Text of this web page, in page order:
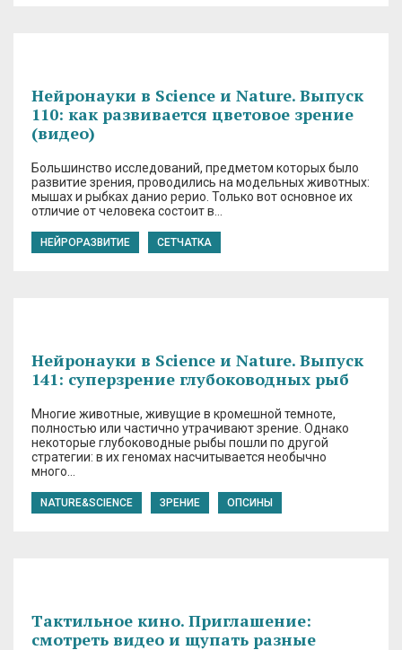
Нейронауки в Science и Nature. Выпуск
110: как развивается цветовое зрение
(видео)
Большинство исследований, предметом которых было
развитие зрения, проводились на модельных животных:
мышах и рыбках данио рерио. Только вот основное их
отличие от человека состоит в…
НЕЙРОРАЗВИТИЕ СЕТЧАТКА
Нейронауки в Science и Nature. Выпуск
141: суперзрение глубоководных рыб
Многие животные, живущие в кромешной темноте,
полностью или частично утрачивают зрение. Однако
некоторые глубоководные рыбы пошли по другой
стратегии: в их геномах насчитывается необычно
много…
NATURE&SCIENCE ЗРЕНИЕ ОПСИНЫ
Tактильное кино. Приглашение:
смотреть видео и щупать разные